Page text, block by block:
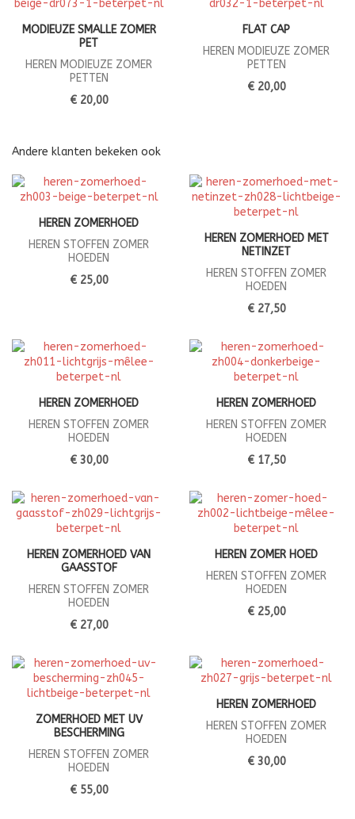
MODIEUZE SMALLE ZOMER
PET
HEREN MODIEUZE ZOMER
PETTEN
€ 20,00
FLAT CAP
HEREN MODIEUZE ZOMER
PETTEN
€ 20,00
Andere klanten bekeken ook
HEREN ZOMERHOED
HEREN STOFFEN ZOMER
HOEDEN
€ 25,00
HEREN ZOMERHOED MET
NETINZET
HEREN STOFFEN ZOMER
HOEDEN
€ 27,50
HEREN ZOMERHOED
HEREN STOFFEN ZOMER
HOEDEN
€ 30,00
HEREN ZOMERHOED
HEREN STOFFEN ZOMER
HOEDEN
€ 17,50
HEREN ZOMERHOED VAN
GAASSTOF
HEREN STOFFEN ZOMER
HOEDEN
€ 27,00
HEREN ZOMER HOED
HEREN STOFFEN ZOMER
HOEDEN
€ 25,00
ZOMERHOED MET UV
BESCHERMING
HEREN STOFFEN ZOMER
HOEDEN
€ 55,00
HEREN ZOMERHOED
HEREN STOFFEN ZOMER
HOEDEN
€ 30,00